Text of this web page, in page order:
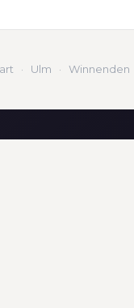
· Ulm · Winnenden